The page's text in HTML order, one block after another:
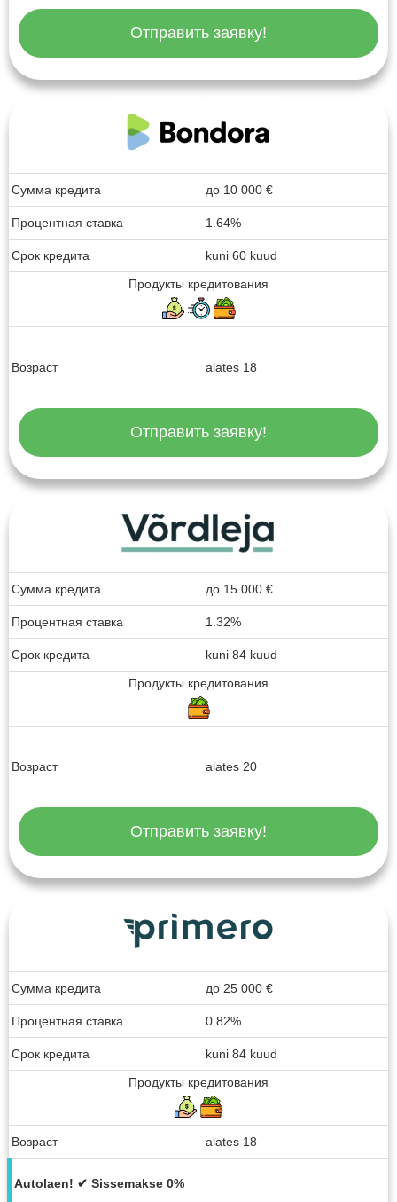
Отправить заявку!
Сумма кредита до 10 000 €
Процентная ставка 1.64%
Срок кредита
kuni 60 kuud
Продукты кредитования
Возраст alates 18
Отправить заявку!
Сумма кредита до 15 000 €
Процентная ставка 1.32%
Срок кредита
kuni 84 kuud
Продукты кредитования
Возраст alates 20
Отправить заявку!
Сумма кредита до 25 000 €
Процентная ставка 0.82%
Срок кредита
kuni 84 kuud
Продукты кредитования
Возраст alates 18
Autolaen! ✔ Sissemakse 0%